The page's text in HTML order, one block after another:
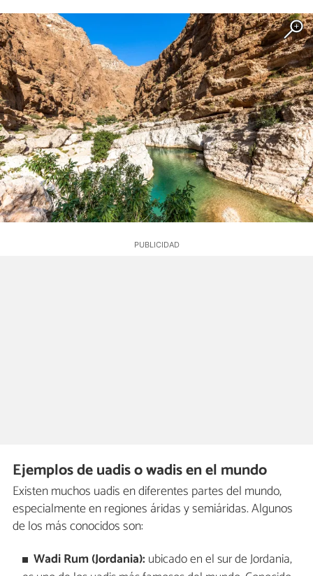
Ejemplos de uadis o wadis en el mundo
Existen muchos uadis en diferentes partes del mundo,
especialmente en regiones áridas y semiáridas. Algunos
de los más conocidos son:
Wadi Rum (Jordania): ubicado en el sur de Jordania,